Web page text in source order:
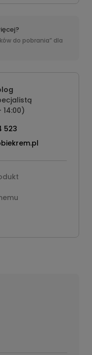
do pobrania” dla
523